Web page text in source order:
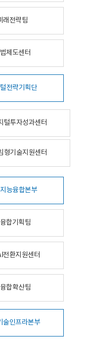
래전략팀
제도센터
전략기획단
털투자성과센터
형기술지원센터
능융합본부
합기획팀
전환지원센터
합확산팀
술인프라본부